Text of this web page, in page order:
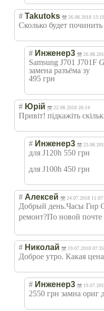
# Takutoks 26.08.2018 13:19
Сколько будет
# Инженер3
Samsung J701 J701F
замена разъёма зу
495 грн
# Юрій 22.08.2018 20:14
Привіт! підкажіть
# Инженер3
для J120h 550 грн
для J100h 450 грн
# Алексей 24.07.2018 11:07
Добрый день.Часы Гир
ремонт?По новой
# Николай 19.07.2018 07:35
Доброе утро. Какая
# Инженер3
2550 грн замна ориг